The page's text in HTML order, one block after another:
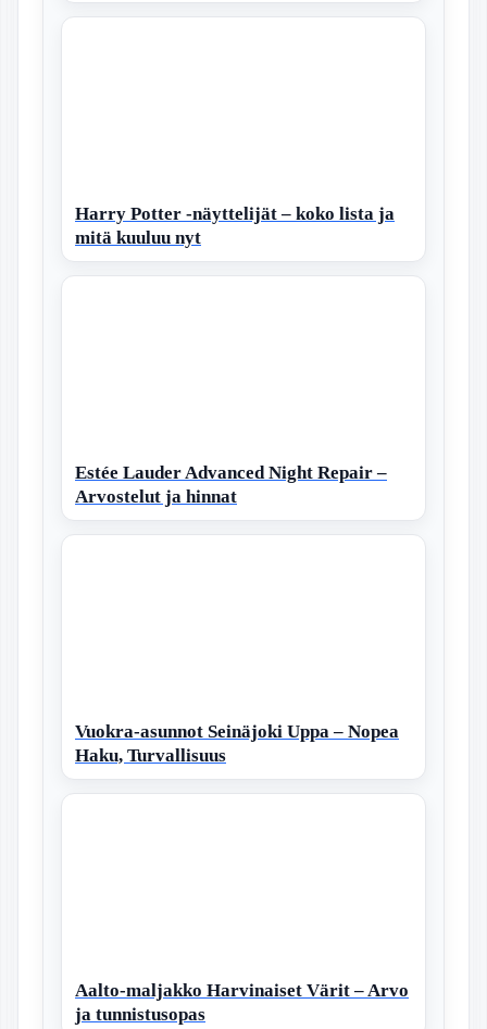
Harry Potter -näyttelijät – koko lista ja
mitä kuuluu nyt
Estée Lauder Advanced Night Repair –
Arvostelut ja hinnat
Vuokra-asunnot Seinäjoki Uppa – Nopea
Haku, Turvallisuus
Aalto-maljakko Harvinaiset Värit – Arvo
ja tunnistusopas